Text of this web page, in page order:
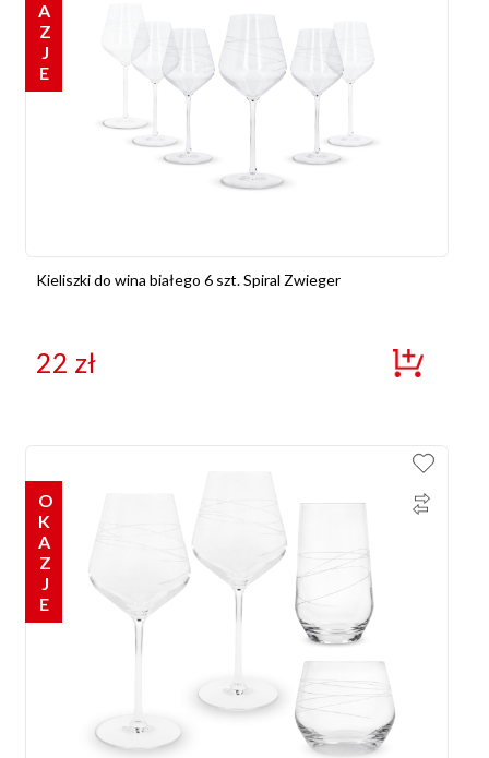
Kieliszki do wina białego 6 szt. Spiral Zwieger
22 zł
OKAZJE